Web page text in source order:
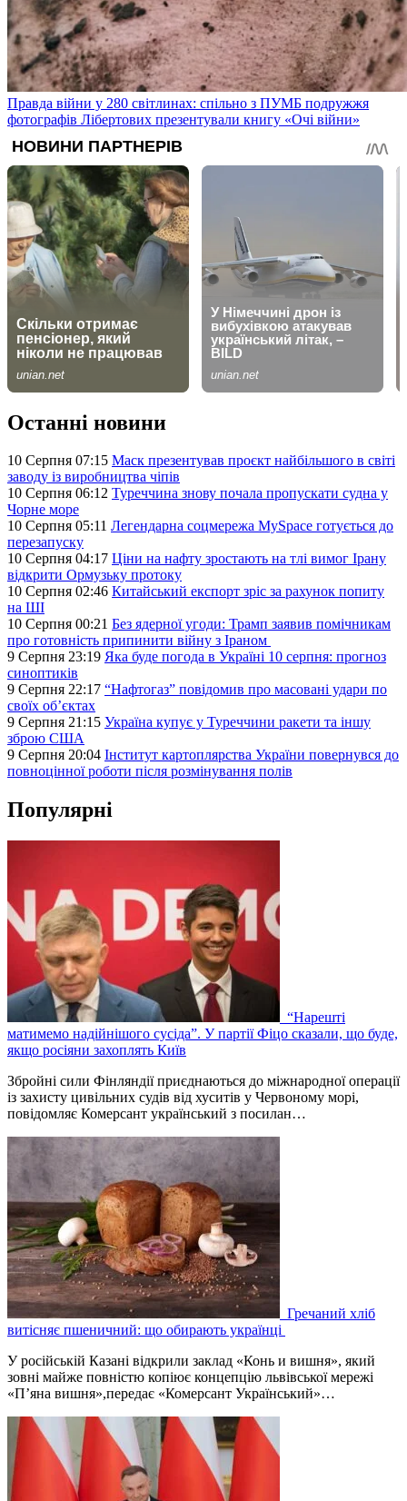
Правда війни у 280 світлинах: спільно з ПУМБ подружжя
фотографів Лібертових презентували книгу «Очі війни»
Останні новини
10 Серпня 07:15 Маск презентував проєкт найбільшого в світі
заводу із виробництва чіпів
10 Серпня 06:12 Туреччина знову почала пропускати судна у
Чорне море
10 Серпня 05:11 Легендарна соцмережа MySpace готується до
перезапуску
10 Серпня 04:17 Ціни на нафту зростають на тлі вимог Ірану
відкрити Ормузьку протоку
10 Серпня 02:46 Китайський експорт зріс за рахунок попиту
на ШІ
10 Серпня 00:21 Без ядерної угоди: Трамп заявив помічникам
про готовність припинити війну з Іраном
9 Серпня 23:19 Яка буде погода в Україні 10 серпня: прогноз
синоптиків
9 Серпня 22:17 “Нафтогаз” повідомив про масовані удари по
своїх об’єктах
9 Серпня 21:15 Україна купує у Туреччини ракети та іншу
зброю США
9 Серпня 20:04 Інститут картоплярства України повернувся до
повноцінної роботи після розмінування полів
Популярні
“Нарешті
матимемо надійнішого сусіда”. У партії Фіцо сказали, що буде,
якщо росіяни захоплять Київ
Збройні сили Фінляндії приєднаються до міжнародної операції
із захисту цивільних судів від хуситів у Червоному морі,
повідомляє Комерсант український з посилан…
Гречаний хліб
витісняє пшеничний: що обирають українці
У російській Казані відкрили заклад «Конь и вишня», який
зовні майже повністю копіює концепцію львівської мережі
«П’яна вишня»,передає «Комерсант Український»…